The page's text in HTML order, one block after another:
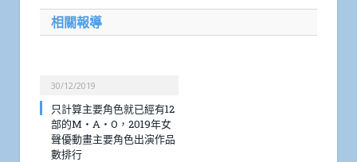
相關報導
30/12/2019
只計算主要角色就已經有12
部的M・A・O，2019年女
聲優動畫主要角色出演作品
數排行